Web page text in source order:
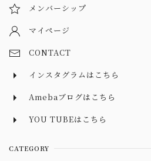
メンバーシップ
マイページ
CONTACT
インスタグラムはこちら
Amebaブログはこちら
YOU TUBEはこちら
CATEGORY